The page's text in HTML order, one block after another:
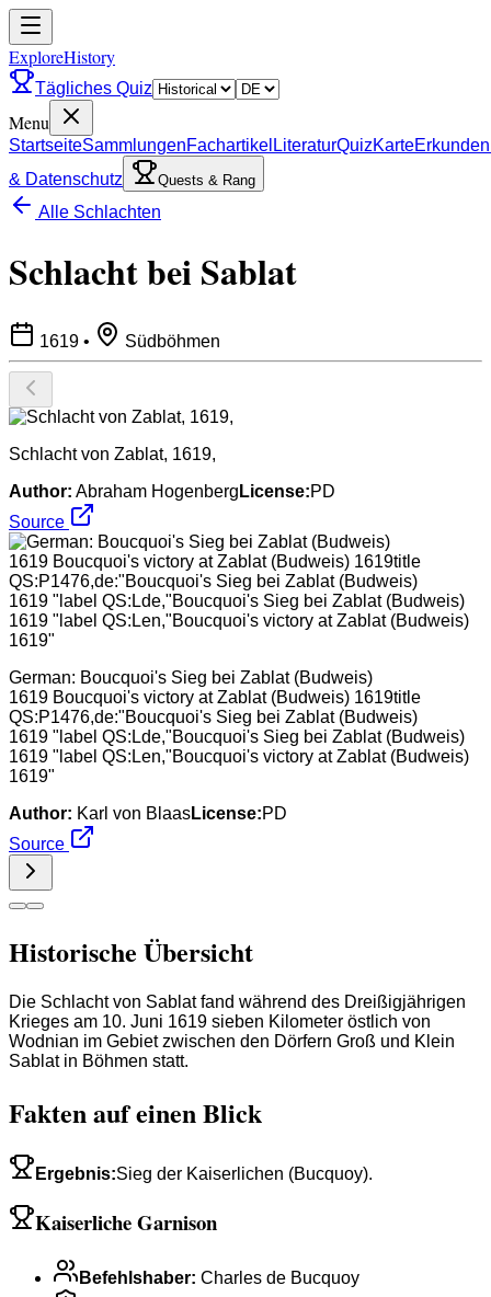
ExploreHistory
Tägliches Quiz
Menu
StartseiteSammlungenFachartikel LiteraturQuizKarteErkunden
& Datenschutz
Quests & Rang
Alle Schlachten
Schlacht bei Sablat
1619 • Südböhmen
Schlacht von Zablat, 1619,
Author: Abraham Hogenberg License:PD
Source
German: Boucquoi's Sieg bei Zablat (Budweis)
1619 Boucquoi's victory at Zablat (Budweis) 1619title
QS:P1476,de:"Boucquoi's Sieg bei Zablat (Budweis)
1619 "label QS:Lde,"Boucquoi's Sieg bei Zablat (Budweis)
1619 "label QS:Len,"Boucquoi's victory at Zablat (Budweis)
1619"
Author: Karl von BlaasLicense:PD
Source
Historische Übersicht
Die Schlacht von Sablat fand während des Dreißigjährigen
Krieges am 10. Juni 1619 sieben Kilometer östlich von
Wodnian im Gebiet zwischen den Dörfern Groß und Klein
Sablat in Böhmen statt.
Fakten auf einen Blick
Ergebnis:Sieg der Kaiserlichen (Bucquoy).
Kaiserliche Garnison
Befehlshaber: Charles de Bucquoy